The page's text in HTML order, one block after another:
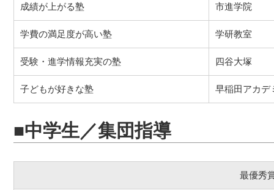
成績が上がる塾 市進学院
学費の満足度が高い塾 学研教室
受験・進学情報充実の塾 四谷大塚
子どもが好きな塾 早稲田アカデ
■中学生／集団指導
最優秀